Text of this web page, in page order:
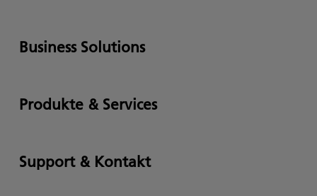
Business Solutions
Produkte & Services
Support & Kontakt